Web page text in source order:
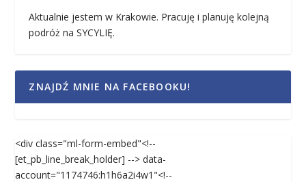
Aktualnie jestem w Krakowie. Pracuję i planuję kolejną
podróż na SYCYLIĘ.
ZNAJDŹ MNIE NA FACEBOOKU!
<div class="ml-form-embed"<!--
[et_pb_line_break_holder] --> data-
account="1174746:h1h6a2i4w1"<!--